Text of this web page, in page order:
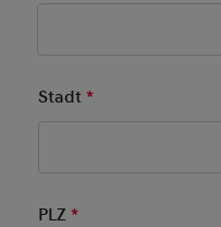
Stadt *Pflichtfeld
PLZ *Pflichtfeld